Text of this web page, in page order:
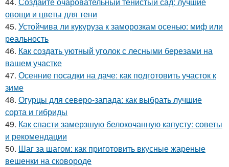
овощи и цветы для тени
45. Устойчива ли кукуруза к заморозкам осенью: миф или
реальность
46. Как создать уютный уголок с лесными березами на
вашем участке
47. Осенние посадки на даче: как подготовить участок к
зиме
48. Огурцы для северо-запада: как выбрать лучшие
сорта и гибриды
49. Как спасти замерзшую белокочанную капусту: советы
и рекомендации
50. Шаг за шагом: как приготовить вкусные жареные
вешенки на сковороде